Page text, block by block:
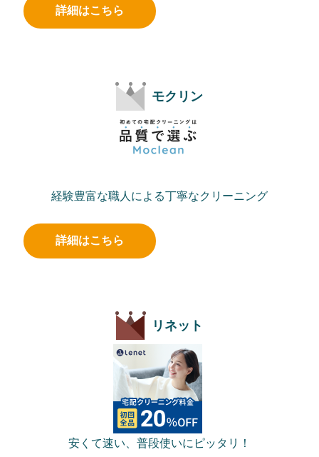
詳細はこちら
モクリン
経験豊富な職人による丁寧なクリーニング
詳細はこちら
リネット
安くて速い、普段使いにピッタリ！